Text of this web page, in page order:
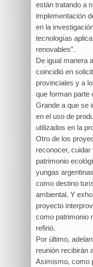
están tratando a
implementación
en la
tecnologías
renovables”.
De igual manera
coincidió en
provinciales y a
que forman parte
Grande a que se
en el uso de
utilizados en la
Otro de los
reconocer,
patrimonio
yungas
como destino
ambiental. Y
proyecto
como patrimonio
refirió.
Por último,
reunión recibirán
Asimismo, como